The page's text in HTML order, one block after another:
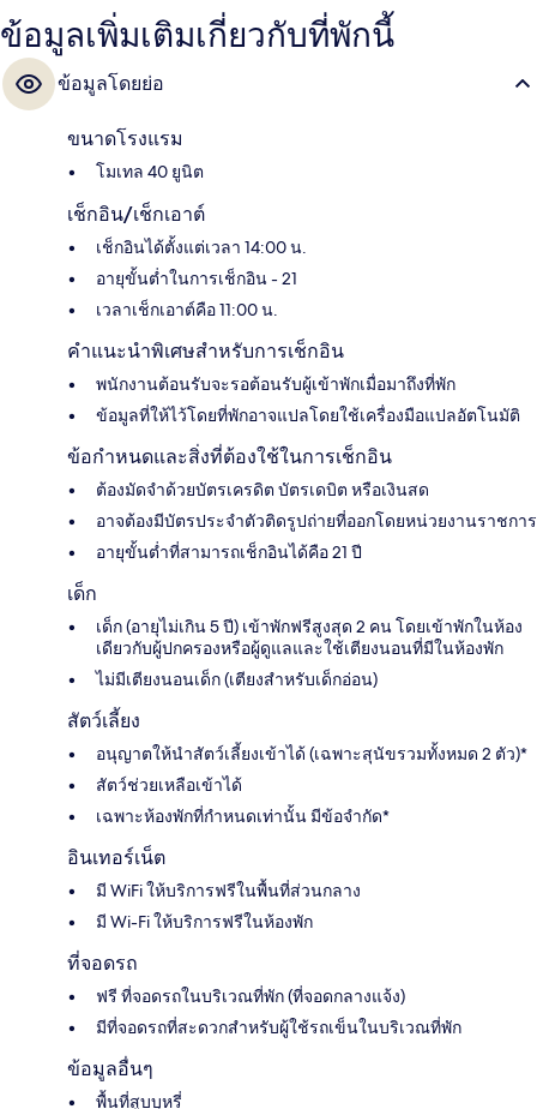
ข้อมูลเพิ่มเติมเกี่ยวกับที่พักนี้
ข้อมูลโดยย่อ
ขนาดโรงแรม
โมเทล 40 ยูนิต
เช็กอิน/เช็กเอาต์
เช็กอินได้ตั้งแต่เวลา 14:00 น.
อายุขั้นต่ำในการเช็กอิน - 21
เวลาเช็กเอาต์คือ 11:00 น.
คำแนะนำพิเศษสำหรับการเช็กอิน
พนักงานต้อนรับจะรอต้อนรับผู้เข้าพักเมื่อมาถึงที่พัก
ข้อมูลที่ให้ไว้โดยที่พักอาจแปลโดยใช้เครื่องมือแปลอัตโนมัติ
ข้อกำหนดและสิ่งที่ต้องใช้ในการเช็กอิน
ต้องมัดจำด้วยบัตรเครดิต บัตรเดบิต หรือเงินสด
อาจต้องมีบัตรประจำตัวติดรูปถ่ายที่ออกโดยหน่วยงานราชการ
อายุขั้นต่ำที่สามารถเช็กอินได้คือ 21 ปี
เด็ก
เด็ก (อายุไม่เกิน 5 ปี) เข้าพักฟรีสูงสุด 2 คน โดยเข้าพักในห้อง
เดียวกับผู้ปกครองหรือผู้ดูแลและใช้เตียงนอนที่มีในห้องพัก
ไม่มีเตียงนอนเด็ก (เตียงสำหรับเด็กอ่อน)
สัตว์เลี้ยง
อนุญาตให้นำสัตว์เลี้ยงเข้าได้ (เฉพาะสุนัขรวมทั้งหมด 2 ตัว)*
สัตว์ช่วยเหลือเข้าได้
เฉพาะห้องพักที่กำหนดเท่านั้น มีข้อจำกัด*
อินเทอร์เน็ต
มี WiFi ให้บริการฟรีในพื้นที่ส่วนกลาง
มี Wi-Fi ให้บริการฟรีในห้องพัก
ที่จอดรถ
ฟรี ที่จอดรถในบริเวณที่พัก (ที่จอดกลางแจ้ง)
มีที่จอดรถที่สะดวกสำหรับผู้ใช้รถเข็นในบริเวณที่พัก
ข้อมูลอื่นๆ
พื้นที่สูบบุหรี่